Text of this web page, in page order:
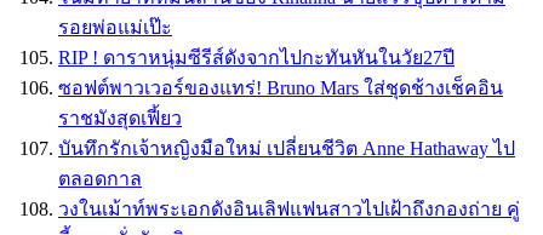
รอยพ่อแม่เป๊ะ
RIP ! ดาราหนุ่มซีรีส์ดังจากไปกะทันหันในวัย27ปี
ซอฟต์พาวเวอร์ของแทร่! Bruno Mars ใส่ชุดช้างเช็คอิน
ราชมังสุดเฟี้ยว
บันทึกรักเจ้าหญิงมือใหม่ เปลี่ยนชีวิต Anne Hathaway ไป
ตลอดกาล
วงในเม้าท์พระเอกดังอินเลิฟแฟนสาวไปเฝ้าถึงกองถ่าย คู่